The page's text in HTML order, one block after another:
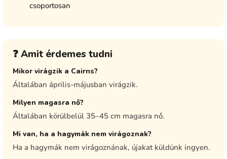
csoportosan
❓ Amit érdemes tudni
Mikor virágzik a Cairns?
Általában április-májusban virágzik.
Milyen magasra nő?
Általában körülbelül 35–45 cm magasra nő.
Mi van, ha a hagymák nem virágoznak?
Ha a hagymák nem virágoznának, újakat küldünk ingyen.